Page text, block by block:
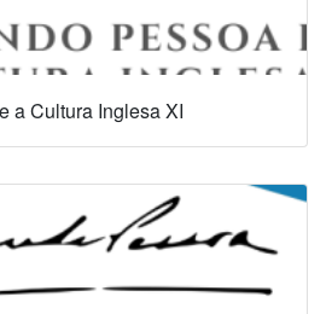
a Cultura Inglesa XI